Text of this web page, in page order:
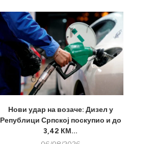
Нови удар на возаче: Дизел у
Републици Српској поскупио и до
3,42 КМ...